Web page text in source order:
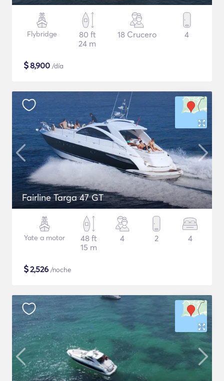
Flybridge
80 ft
24 m
18 Crucero 4
$8,900 /día
Fairline Targa 47 GT
Yate a motor
48 ft
15 m
4 2 4
$2,526 /noche